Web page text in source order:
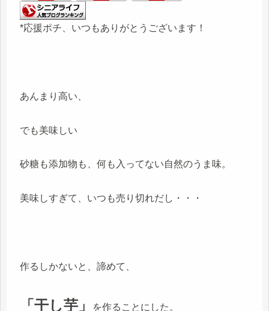
*応援ポチ、いつもありがとうございます！
あんまり高い、
でも美味しい
砂糖も添加物も、何も入ってない自然のうま味。
美味しすぎて、いつも売り切れだし・・・
作るしかないと、諦めて、
「干し芋」 を作ることにした。